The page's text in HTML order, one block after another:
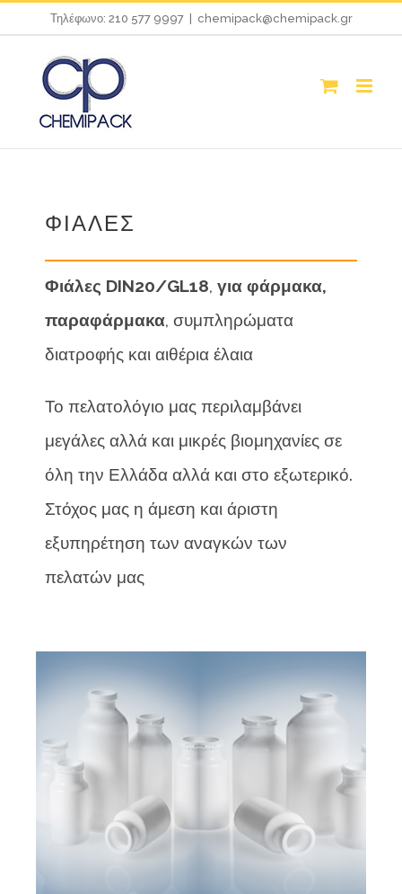
content
Τηλέφωνο: 210 577 9997 chemipack@chemipack.gr
ΦΙΑΛΕΣ
Φιάλες DIN20/GL18, για φάρμακα,
παραφάρμακα, συμπληρώματα
διατροφής και αιθέρια έλαια
Το πελατολόγιο μας περιλαμβάνει
μεγάλες αλλά και μικρές βιομηχανίες σε
όλη την Ελλάδα αλλά και στο εξωτερικό.
Στόχος μας η άμεση και άριστη
εξυπηρέτηση των αναγκών των
πελατών μας